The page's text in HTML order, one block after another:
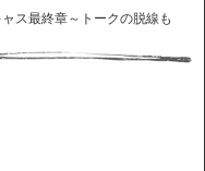
ス最終章～トークの脱線も